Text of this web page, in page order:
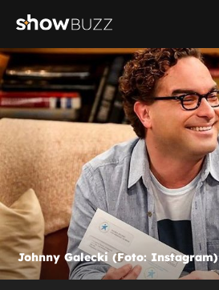
Johnny Galecki (Foto: Instagram)